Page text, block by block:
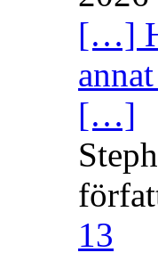
[…]
[…]
13